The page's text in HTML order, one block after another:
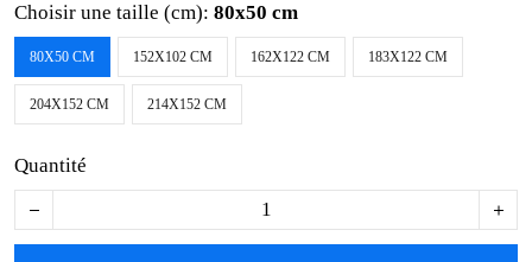
Choisir une taille (cm): 80x50 cm
80X50 CM 152X102 CM 162X122 CM 183X122 CM
204X152 CM 214X152 CM
Quantité